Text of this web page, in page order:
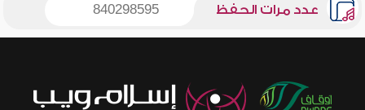
عدد مرات الحفظ 840298595